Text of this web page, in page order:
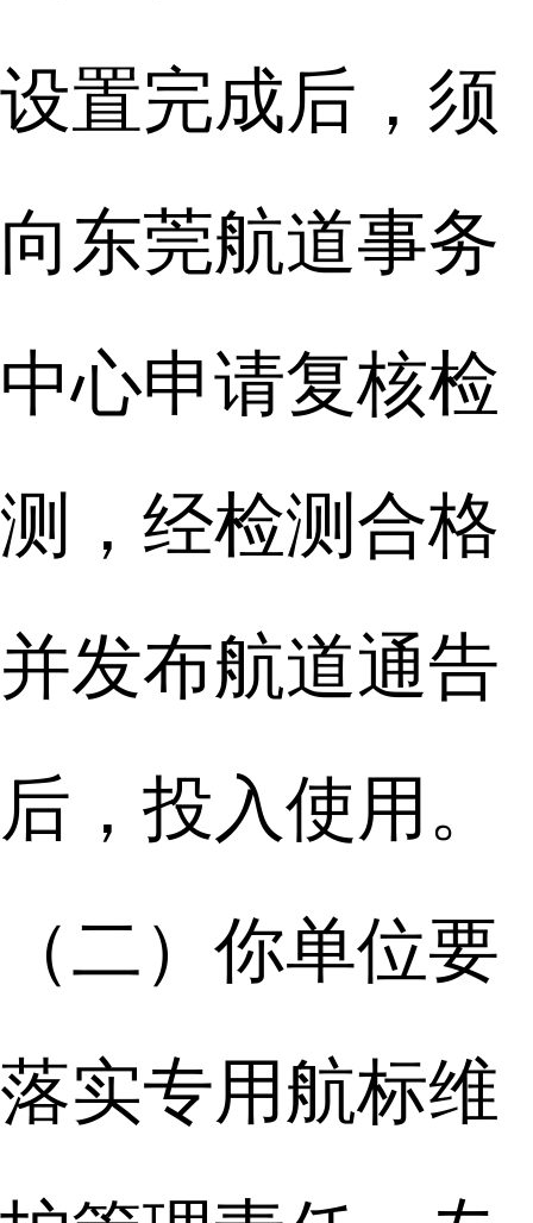
设置完成后，须
向东莞航道事务
中心申请复核检
测，经检测合格
并发布航道通告
后，投入使用。
（二）你单位要
落实专用航标维